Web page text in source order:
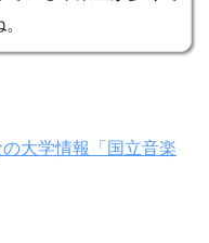
大学情報「国立音楽